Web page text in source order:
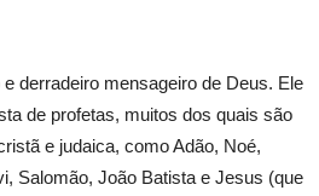
de profetas, muitos dos quais são
e judaica, como Adão, Noé,
Salomão, João Batista e Jesus (que